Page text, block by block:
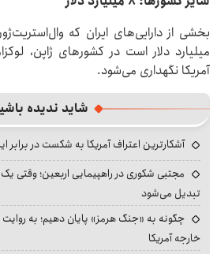
میلیارد دلار است در کشورهای ژاپن،
آمریکا نگهداری می‌شود.
شاید ندیده
آشکارترین اعتراف آمریکا به شکست در برابر
مجتبی شکوری در راهپیمایی اربعین؛ وقتی یک
تبدیل می‌شود
چگونه به «جنگ هرمز» پایان دهیم؛ به
خارجه آمریکا